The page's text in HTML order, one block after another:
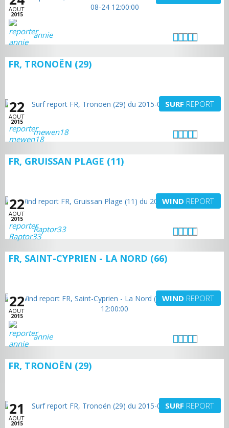
AOUT
2015
annie
FR, TRONOËN (29)
22
AOUT
2015
SURF REPORT
mewen18
FR, GRUISSAN PLAGE (11)
22
AOUT
2015
WIND REPORT
Raptor33
FR, SAINT-CYPRIEN - LA NORD (66)
22
AOUT
2015
WIND REPORT
annie
FR, TRONOËN (29)
21
AOUT
2015
SURF REPORT